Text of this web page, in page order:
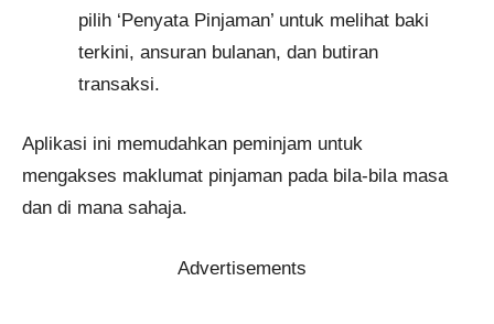
pilih ‘Penyata Pinjaman’ untuk melihat baki
terkini, ansuran bulanan, dan butiran
transaksi.
Aplikasi ini memudahkan peminjam untuk
mengakses maklumat pinjaman pada bila-bila masa
dan di mana sahaja. ​
Advertisements